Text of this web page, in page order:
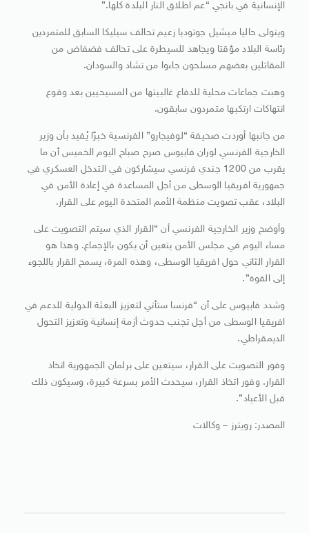
الإنسانية في بانجي “عم اطلاق النار البلدة كلها.”
ويتولى حاليا ميشيل جوتوديا زعيم تحالف سيليكا السابق للمتمردين
رئاسة البلاد مؤقتا ويجاهد للسيطرة على تحالف فضفاض من
المقاتلين بعضهم مسلحون جاءوا من تشاد والسودان.
وهبت جماعات محلية للدفاع غالبيتها من المسيحيين بعد وقوع
انتهاكات ارتكبها متمردون سابقون.
من جانبها أوردت صحيفة “لوفيجارو” الفرنسية خبرًا يُفيد بأن وزير
الخارجية الفرنسي لوران فابيوس صرح صباح اليوم الخميس أن ما
يقرب من 1200 جندي فرنسي سيشاركون في التدخل العسكري في
جمهورية افريقيا الوسطى من أجل المساعدة في إعادة الأمن في
البلاد، عقب تصويت منظمة الأمم المتحدة اليوم على القرار.
وأوضح وزير الخارجية الفرنسي أن “القرار الذي سيتم التصويت على
مساء اليوم في مجلس الأمن يتعين أن يكون بالإجماع. وهذا هو
القرار الثاني حول افريقيا الوسطى، وهذه المرة، يسمح القرار باللجوء
إلى القوة”.
وشدد فابيوس على أن “فرنسا ستأتي لتعزيز البعثة الدولية للدعم في
افريقيا الوسطى من أجل تجنب حدوث أزمة إنسانية وتعزيز التحول
الديمقراطي.
وفور التصويت على القرار، سيتعين على برلمان الجمهورية اتخاذ
القرار. وفور اتخاذ القرار، سيحدث الأمر بسرعة كبيرة، وسيكون ذلك
قبل الأعياد”.
المصدر: رويترز – وكالات